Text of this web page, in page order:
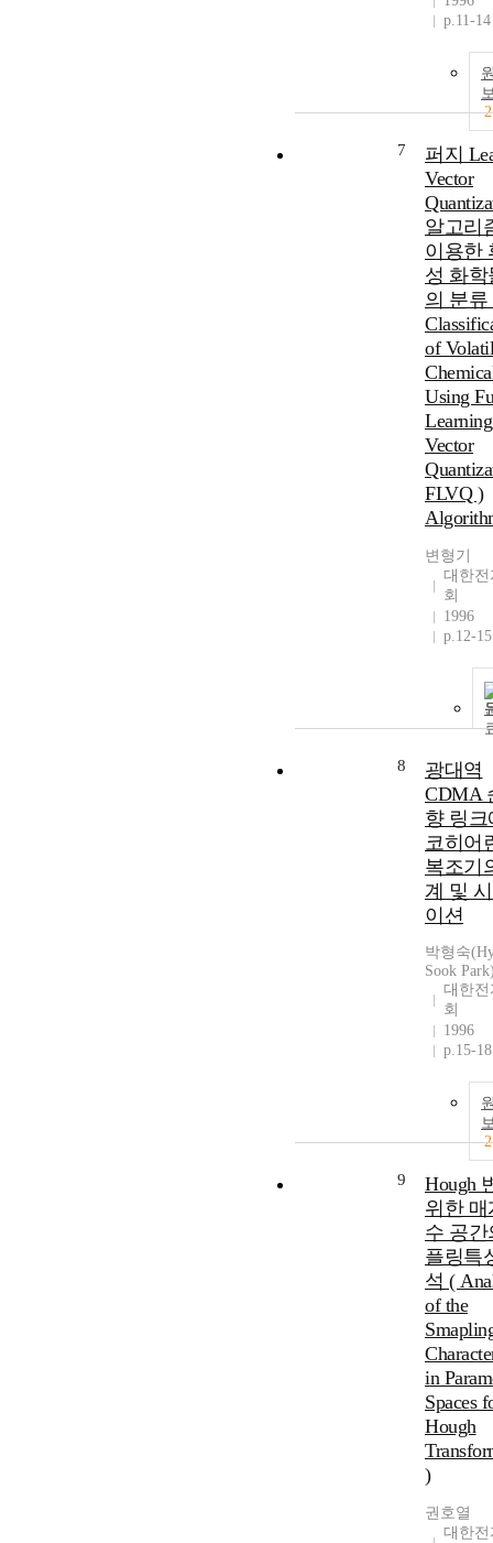
p.11-14
2
7
퍼지
Vector
알고리
이용한
성 화학
의 분류
of
Using
Learning
Vector
FLVQ )
변형기
대한
회
1996
p.12-15
8
광대역
CDMA
향 링크
코히어
복조기
계 및
이션
박형숙
Sook
대한
회
1996
p.15-18
2
9
Hough
위한 매
수 공간
플링특
석 (
of the
in
Spaces
Hough
)
권호열
대한